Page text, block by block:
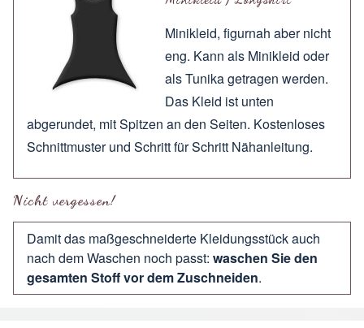
Minikleid, figurnah aber nicht
eng. Kann als Minikleid oder
als Tunika getragen werden.
Das Kleid ist unten
abgerundet, mit Spitzen an den Seiten. Kostenloses
Schnittmuster und Schritt für Schritt Nähanleitung.
Nicht vergessen!
Damit das maßgeschneiderte Kleidungsstück auch
nach dem Waschen noch passt: waschen Sie den
gesamten Stoff vor dem Zuschneiden.